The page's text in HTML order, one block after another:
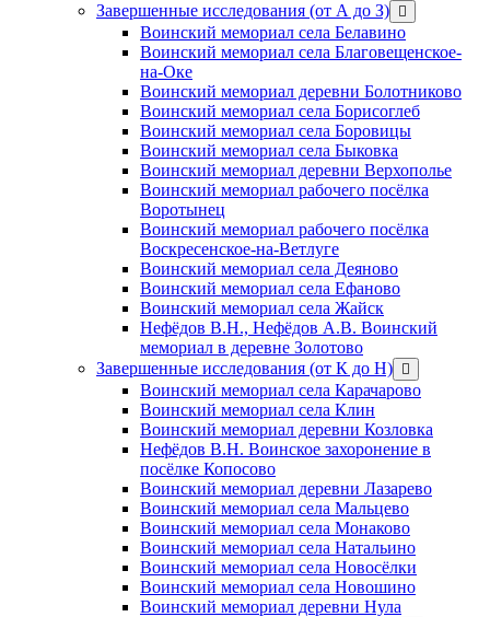
Завершенные исследования (от А до З) открыть
меню
Воинский мемориал села Белавино
Воинский мемориал села Благовещенское-
на-Оке
Воинский мемориал деревни Болотниково
Воинский мемориал села Борисоглеб
Воинский мемориал села Боровицы
Воинский мемориал села Быковка
Воинский мемориал деревни Верхополье
Воинский мемориал рабочего посёлка
Воротынец
Воинский мемориал рабочего посёлка
Воскресенское-на-Ветлуге
Воинский мемориал села Деяново
Воинский мемориал села Ефаново
Воинский мемориал села Жайск
Нефёдов В.Н., Нефёдов А.В. Воинский
мемориал в деревне Золотово
Завершенные исследования (от К до Н) открыть
меню
Воинский мемориал села Карачарово
Воинский мемориал села Клин
Воинский мемориал деревни Козловка
Нефёдов В.Н. Воинское захоронение в
посёлке Копосово
Воинский мемориал деревни Лазарево
Воинский мемориал села Мальцево
Воинский мемориал села Монаково
Воинский мемориал села Натальино
Воинский мемориал села Новосёлки
Воинский мемориал села Новошино
Воинский мемориал деревни Нула